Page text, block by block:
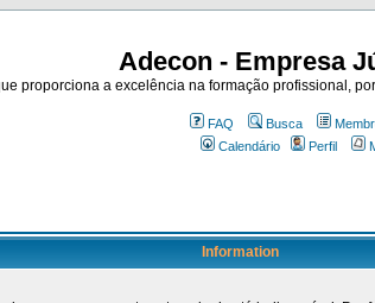
Adecon - Empresa
proporciona a excelência na formação profissional,
FAQ Busca
Calendário
Perfil
Information